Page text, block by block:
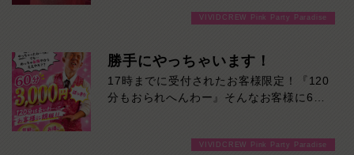
VIVIDCREW Pink Party Paradise
勝手にやっちゃいます！
17時までに受付されたお客様限定！『120
分もおられへんわー』そんなお客様に60
めるチャンス！たっぷり楽しみたい方は
VIVIDCREW Pink Party Paradise